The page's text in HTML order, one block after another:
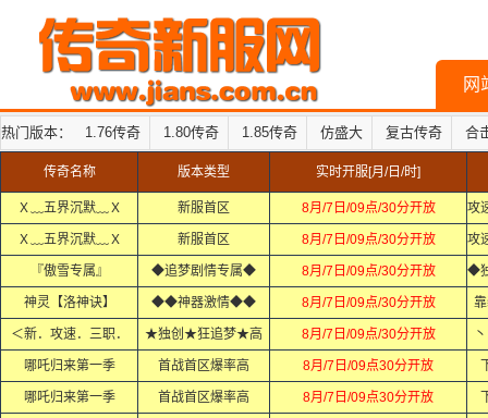
网
热门版本： 1.76传奇 1.80传奇 1.85传奇 仿盛大 复古传奇 合
传奇名称 版本类型 实时开服[月/日/时]
Ｘ﹏五界沉默﹏Ｘ 新服首区 8月/7日/09点/30分开放
Ｘ﹏五界沉默﹏Ｘ 新服首区 8月/7日/09点/30分开放
『傲雪专属』 ◆追梦剧情专属◆ 8月/7日/09点/30分开放
神灵【洛神诀】 ◆◆神器激情◆◆ 8月/7日/09点/30分开放
＜新．攻速．三职． ★独创★狂追梦★高 8月/7日/09点/30分开放
哪吒归来第一季 首战首区爆率高 8月/7日/09点30分开放
哪吒归来第一季 首战首区爆率高 8月/7日/09点30分开放